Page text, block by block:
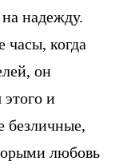
надежду.
часы, когда
он
этого и
безличные,
любовь